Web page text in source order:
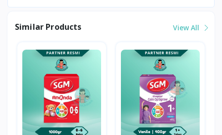
Similar Products View All